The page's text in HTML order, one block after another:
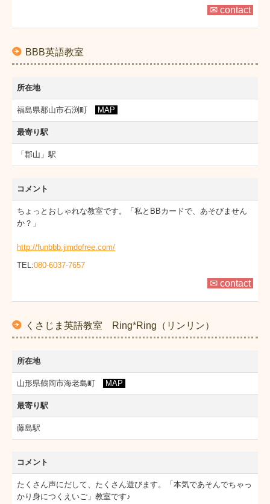
✉ contact
BBB英語教室
所在地
福島県郡山市石渕町 MAP
最寄り駅
「郡山」駅
コメント
ちょっとおしゃれな教室です。「私とBBカードで、あそびません
か？」
http://funbbb.jimdofree.com/
TEL:080-6037-7657
✉ contact
くさじま英語教室 Ring*Ring（リンリン）
所在地
山形県鶴岡市海老島町 MAP
最寄り駅
藤島駅
コメント
たくさん声にだして、たくさん遊びます。「本気であそんでちゃっ
かり身につくえいご」教室です♪